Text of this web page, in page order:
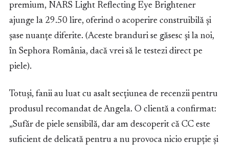
premium, NARS Light Reflecting Eye Brightener
ajunge la 29.50 lire, oferind o acoperire construibilă și
șase nuanțe diferite. (Aceste branduri se găsesc și la noi,
în Sephora România, dacă vrei să le testezi direct pe
piele).
Totuși, fanii au luat cu asalt secțiunea de recenzii pentru
produsul recomandat de Angela. O clientă a confirmat:
„Sufăr de piele sensibilă, dar am descoperit că CC este
suficient de delicată pentru a nu provoca nicio erupție și